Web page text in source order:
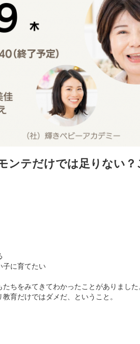
ンテだけでは足りない
子に育てたい
ちをみてきてわかったことがありました
育だけではダメだ、ということ。